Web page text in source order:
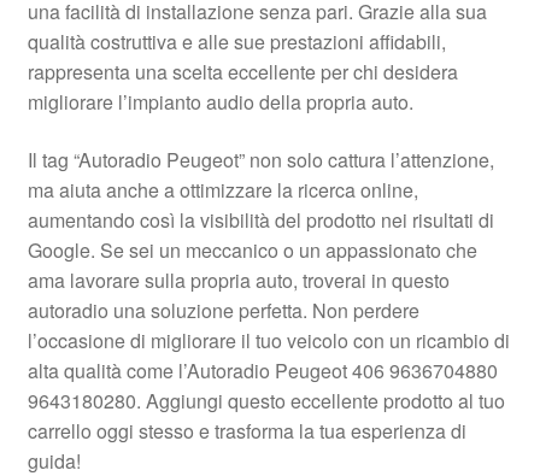
Procedura di Reclamo
Registratore di cassa
Rimostranza
Spedizione in tutto il mondo
Termini e condizioni
una facilità di installazione senza pari. Grazie alla sua
qualità costruttiva e alle sue prestazioni affidabili,
rappresenta una scelta eccellente per chi desidera
migliorare l’impianto audio della propria auto.
Il tag “Autoradio Peugeot” non solo cattura l’attenzione,
ma aiuta anche a ottimizzare la ricerca online,
aumentando così la visibilità del prodotto nei risultati di
Google. Se sei un meccanico o un appassionato che
ama lavorare sulla propria auto, troverai in questo
autoradio una soluzione perfetta. Non perdere
l’occasione di migliorare il tuo veicolo con un ricambio di
alta qualità come l’Autoradio Peugeot 406 9636704880
9643180280. Aggiungi questo eccellente prodotto al tuo
carrello oggi stesso e trasforma la tua esperienza di
guida!